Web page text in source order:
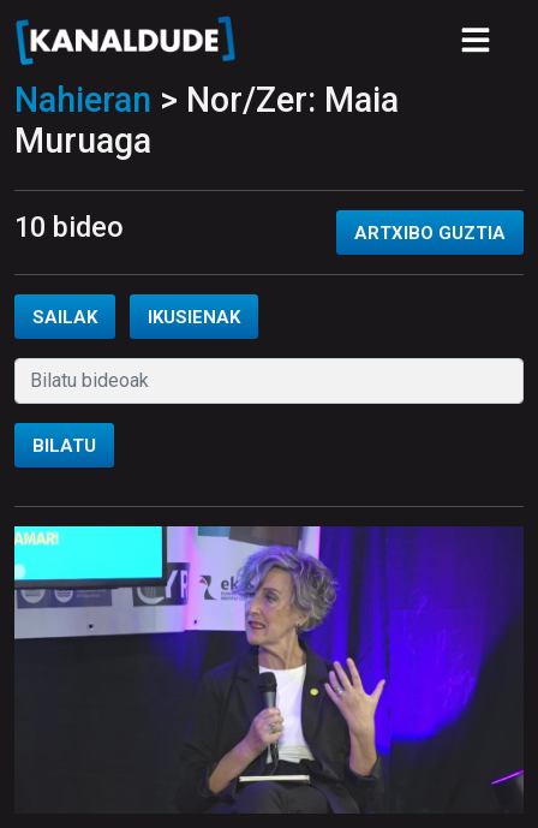
Nahieran > Nor/Zer: Maia
Muruaga
10 bideo ARTXIBO GUZTIA
SAILAK IKUSIENAK
BILATU